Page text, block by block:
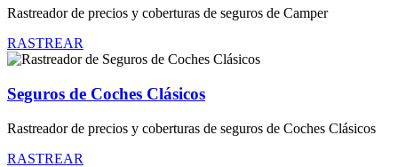
Rastreador de precios y coberturas de seguros de Camper
RASTREAR
Seguros de Coches Clásicos
Rastreador de precios y coberturas de seguros de Coches Clásicos
RASTREAR